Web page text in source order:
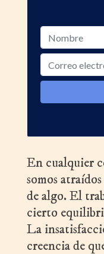
En cualquier
somos
de algo. El
cierto
La
creencia de